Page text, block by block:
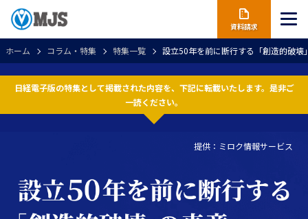
資料請求
ホーム コラム・特集 特集一覧 設立50年を前に断行する「創造的破壊
日経電子版の特集として掲載された内容を、下記に転載いたします。是非ご
一読ください。
提供：ミロク情報サービス